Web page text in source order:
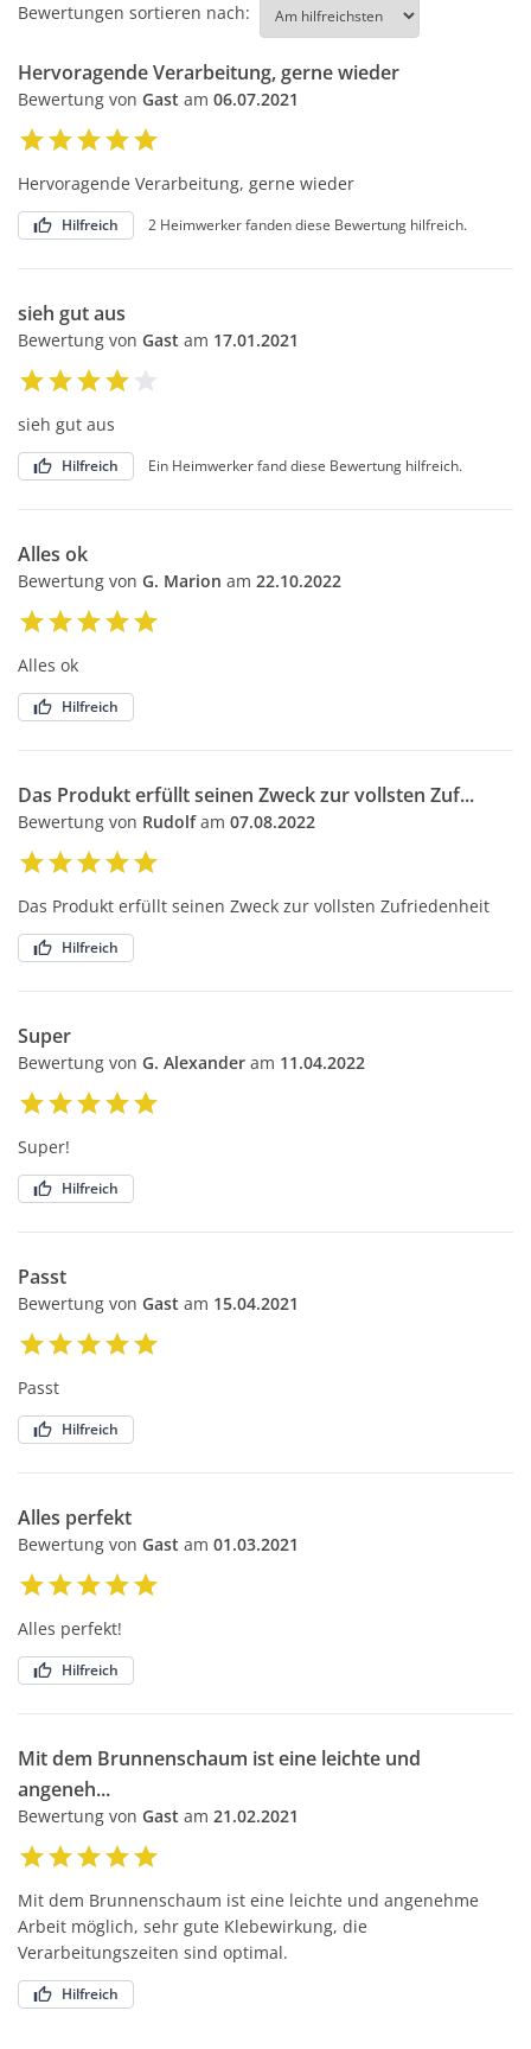
Bewertungen sortieren nach:
Hervoragende Verarbeitung, gerne wieder
Bewertung von Gast am 06.07.2021
Hervoragende Verarbeitung, gerne wieder
Hilfreich 2 Heimwerker fanden diese Bewertung hilfreich.
sieh gut aus
Bewertung von Gast am 17.01.2021
sieh gut aus
Hilfreich Ein Heimwerker fand diese Bewertung hilfreich.
Alles ok
Bewertung von G. Marion am 22.10.2022
Alles ok
Hilfreich
Das Produkt erfüllt seinen Zweck zur vollsten Zuf...
Bewertung von Rudolfam 07.08.2022
Das Produkt erfüllt seinen Zweck zur vollsten Zufriedenheit
Hilfreich
Super
Bewertung von G. Alexander am 11.04.2022
Super!
Hilfreich
Passt
Bewertung von Gast am 15.04.2021
Passt
Hilfreich
Alles perfekt
Bewertung von Gast am 01.03.2021
Alles perfekt!
Hilfreich
Mit dem Brunnenschaum ist eine leichte und
angeneh...
Bewertung von Gast am 21.02.2021
Mit dem Brunnenschaum ist eine leichte und angenehme
Arbeit möglich, sehr gute Klebewirkung, die
Verarbeitungszeiten sind optimal.
Hilfreich